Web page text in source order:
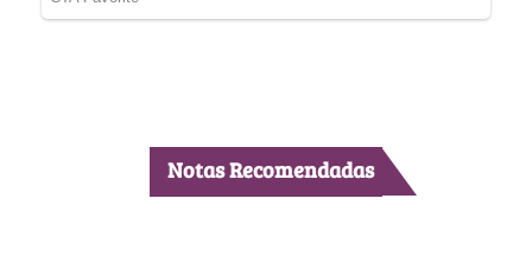
Notas Recomendadas